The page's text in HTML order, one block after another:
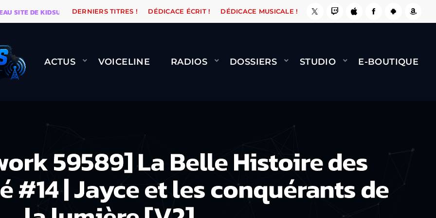
DE KIDSUNE WARÉTRO ORANGE ROAD QUI PASSE, ÇA LE FAIT ! NAMI BERNARD MINET - FLY
DERNIERS TITRES ! DÉDICACE ÉCRIT ! DÉDICACE MUSICALE !
ACTUS VOICELINE RADIOS DOSSIERS STUDIO E-BOUTIQUE
59589] La Belle Histoire des
#14 | Jayce et les conquérants de